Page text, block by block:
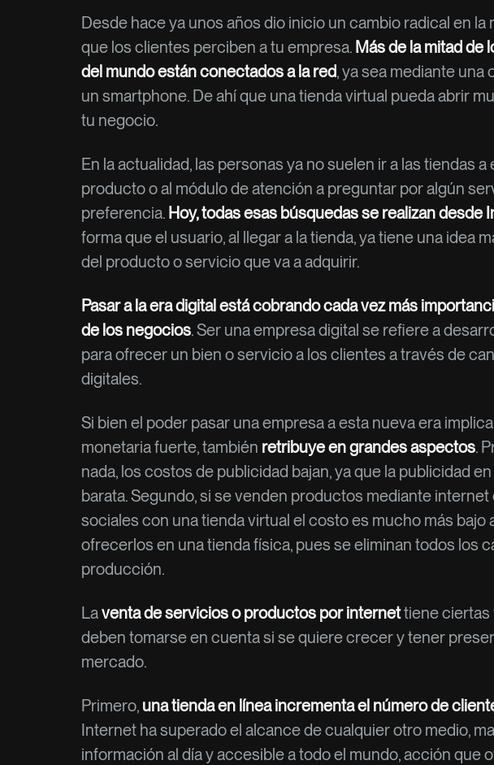
Desde hace ya unos años dio inicio un cambio radical en la
que los clientes perciben a tu empresa. Más de la mitad de
del mundo están conectados a la red, ya sea mediante una
un smartphone. De ahí que una tienda virtual pueda abrir
tu negocio.
En la actualidad, las personas ya no suelen ir a las tiendas
producto o al módulo de atención a preguntar por algún
preferencia. Hoy, todas esas búsquedas se realizan desde
forma que el usuario, al llegar a la tienda, ya tiene una idea
del producto o servicio que va a adquirir.
Pasar a la era digital está cobrando cada vez más
de los negocios. Ser una empresa digital se refiere a
para ofrecer un bien o servicio a los clientes a través de
digitales.
Si bien el poder pasar una empresa a esta nueva era
monetaria fuerte, también retribuye en grandes aspectos.
nada, los costos de publicidad bajan, ya que la publicidad
barata. Segundo, si se venden productos mediante internet
sociales con una tienda virtual el costo es mucho más bajo
ofrecerlos en una tienda física, pues se eliminan todos los
producción.
Laventa de servicios o productos por internettiene ciertas
deben tomarse en cuenta si se quiere crecer y tener
mercado.
Primero, una tienda en línea incrementa el número de
Internet ha superado el alcance de cualquier otro medio,
información al día y accesible a todo el mundo, acción que